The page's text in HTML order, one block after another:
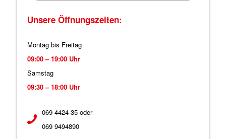
Unsere Öffnungszeiten:
Montag bis Freitag
09:00 – 19:00 Uhr
Samstag
09:30 – 18:00 Uhr
069 4424-35 oder
069 9494890